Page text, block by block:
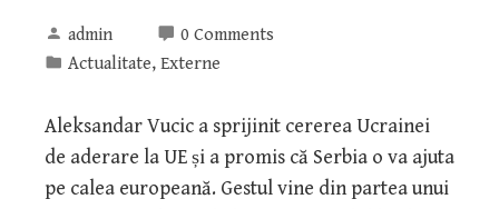
admin
0 Comments
Actualitate, Externe
Aleksandar Vucic a sprijinit cererea Ucrainei
de aderare la UE și a promis că Serbia o va ajuta
pe calea europeană. Gestul vine din partea unui